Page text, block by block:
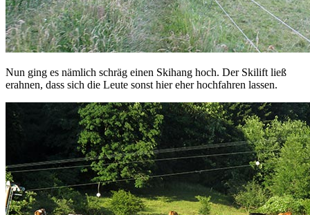
Nun ging es nämlich schräg einen Skihang hoch. Der Skilift ließ
erahnen, dass sich die Leute sonst hier eher hochfahren lassen.